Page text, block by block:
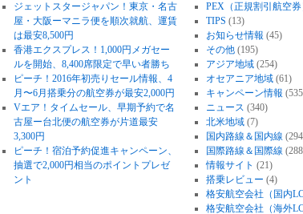
ジェットスタージャパン！東京・名古
屋・大阪ーマニラ便を順次就航、運賃
は最安8,500円
香港エクスプレス！1,000円メガセー
ルを開始、8,400席限定で早い者勝ち
ピーチ！2016年初売りセール情報、4
月〜6月搭乗分の航空券が最安2,000円
Vエア！タイムセール、早期予約で名
古屋ー台北便の航空券が片道最安
3,300円
ピーチ！宿泊予約促進キャンペーン、
抽選で2,000円相当のポイントプレゼ
ント
PEX（正規割引航空券
TIPS (13)
お知らせ情報 (45)
その他(195)
アジア地域(254)
オセアニア地域(61)
キャンペーン情報
ニュース (340)
北米地域(7)
国内路線＆国内線
国際路線＆国際線
情報サイト (21)
搭乗レビュー (4)
格安航空会社（国内
格安航空会社（海外